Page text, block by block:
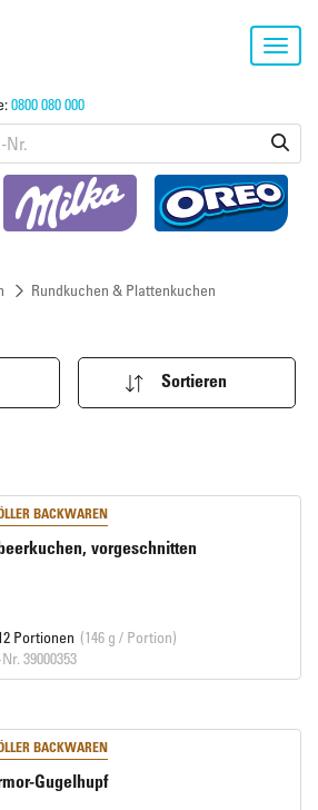
0800 080 000
Rundkuchen & Plattenkuchen
Sortieren
BACKWAREN
vorgeschnitten
Portionen (146 g / Portion)
39000353
BACKWAREN
Gugelhupf